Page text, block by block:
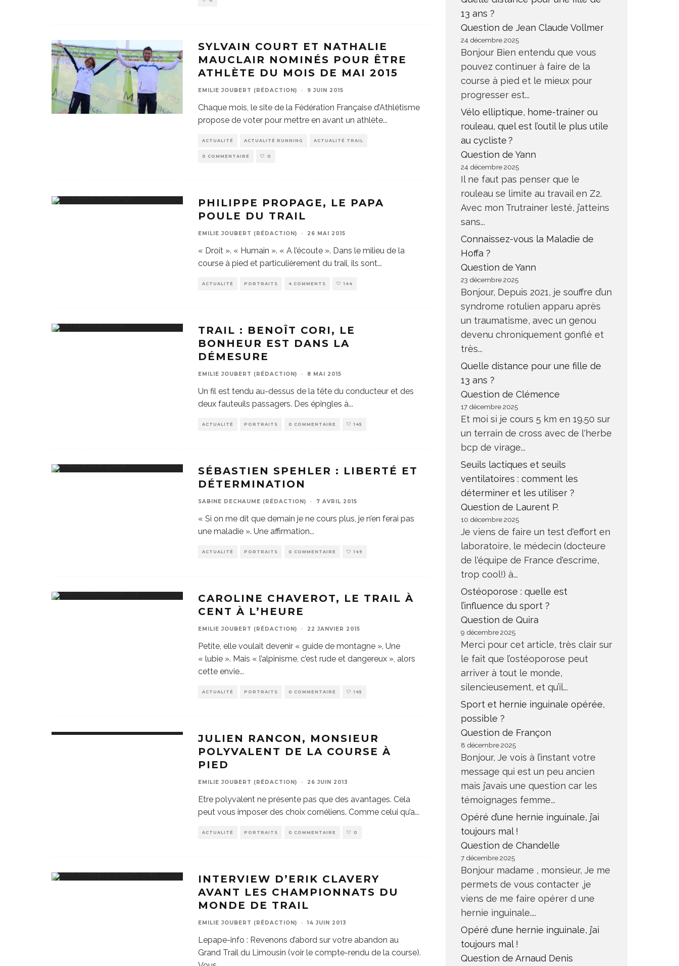
SYLVAIN COURT ET NATHALIE
MAUCLAIR NOMINÉS POUR ÊTRE
ATHLÈTE DU MOIS DE MAI 2015
EMILIE JOUBERT (RÉDACTION) · 9 JUIN 2015
Chaque mois, le site de la Fédération Française d’Athlétisme
propose de voter pour mettre en avant un athlète...
ACTUALITÉ ACTUALITÉ RUNNING ACTUALITÉ TRAIL
0 COMMENTAIRE 0
PHILIPPE PROPAGE, LE PAPA
POULE DU TRAIL
EMILIE JOUBERT (RÉDACTION) · 26 MAI 2015
« Droit ». « Humain ». « A l’écoute ». Dans le milieu de la
course à pied et particulièrement du trail, ils sont...
ACTUALITÉ PORTRAITS 4 COMMENTS 144
TRAIL : BENOÎT CORI, LE
BONHEUR EST DANS LA
DÉMESURE
EMILIE JOUBERT (RÉDACTION) · 8 MAI 2015
Un fil est tendu au-dessus de la tête du conducteur et des
deux fauteuils passagers. Des épingles à...
ACTUALITÉ PORTRAITS 0 COMMENTAIRE 145
SÉBASTIEN SPEHLER : LIBERTÉ ET
DÉTERMINATION
SABINE DECHAUME (RÉDACTION) · 7 AVRIL 2015
« Si on me dit que demain je ne cours plus, je n’en ferai pas
une maladie ». Une affirmation...
ACTUALITÉ PORTRAITS 0 COMMENTAIRE 149
CAROLINE CHAVEROT, LE TRAIL À
CENT À L’HEURE
EMILIE JOUBERT (RÉDACTION) · 22 JANVIER 2015
Petite, elle voulait devenir « guide de montagne ». Une
« lubie ». Mais « l’alpinisme, c’est rude et dangereux », alors
cette envie...
ACTUALITÉ PORTRAITS 0 COMMENTAIRE 145
JULIEN RANCON, MONSIEUR
POLYVALENT DE LA COURSE À
PIED
EMILIE JOUBERT (RÉDACTION) · 26 JUIN 2013
Etre polyvalent ne présente pas que des avantages. Cela
peut vous imposer des choix cornéliens. Comme celui qu’a...
ACTUALITÉ PORTRAITS 0 COMMENTAIRE 0
INTERVIEW D’ERIK CLAVERY
AVANT LES CHAMPIONNATS DU
MONDE DE TRAIL
EMILIE JOUBERT (RÉDACTION) · 14 JUIN 2013
Lepape-info : Revenons d’abord sur votre abandon au
Grand Trail du Limousin (voir le compte-rendu de la course).
13 ans ?
Question de Jean Claude Vollmer
24 décembre 2025
Bonjour Bien entendu que vous
pouvez continuer à faire de la
course à pied et le mieux pour
progresser est...
Vélo elliptique, home-trainer ou
rouleau, quel est l’outil le plus utile
au cycliste ?
Question de Yann
24 décembre 2025
Il ne faut pas penser que le
rouleau se limite au travail en Z2.
Avec mon Trutrainer lesté, j’atteins
sans...
Connaissez-vous la Maladie de
Hoffa ?
Question de Yann
23 décembre 2025
Bonjour, Depuis 2021, je souffre d’un
syndrome rotulien apparu après
un traumatisme, avec un genou
devenu chroniquement gonflé et
très...
Quelle distance pour une fille de
13 ans ?
Question de Clémence
17 décembre 2025
Et moi si je cours 5 km en 19.50 sur
un terrain de cross avec de l'herbe
bcp de virage...
Seuils lactiques et seuils
ventilatoires : comment les
déterminer et les utiliser ?
Question de Laurent P.
10 décembre 2025
Je viens de faire un test d'effort en
laboratoire, le médecin (docteure
de l'équipe de France d'escrime,
trop cool!) à...
Ostéoporose : quelle est
l’influence du sport ?
Question de Quira
9 décembre 2025
Merci pour cet article, très clair sur
le fait que l’ostéoporose peut
arriver à tout le monde,
silencieusement, et qu’il...
Sport et hernie inguinale opérée,
possible ?
Question de Françon
8 décembre 2025
Bonjour, Je vois à l’instant votre
message qui est un peu ancien
mais j’avais une question car les
témoignages femme...
Opéré d’une hernie inguinale, j’ai
toujours mal !
Question de Chandelle
7 décembre 2025
Bonjour madame , monsieur, Je me
permets de vous contacter ,je
viens de me faire opérer d une
hernie inguinale....
Opéré d’une hernie inguinale, j’ai
toujours mal !
Question de Arnaud Denis